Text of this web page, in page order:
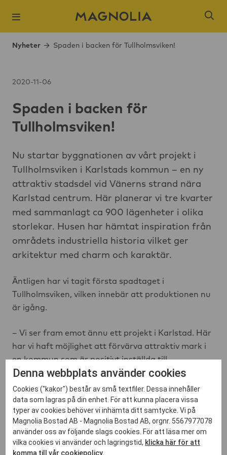
Öresjö Ängar
Kista Äng
Ångloket,
Hantverkaren,
Nyheter Spaden i backen för Tullholmsviken!
2020-11-06
Spaden i backen för
Tullholmsviken!
Nu startar byggnationen av vårt projekt i
Tullholmsviken i Karlstads kommun – en ny
attraktiv stadsdel vid Vänerns strand nära
Karlstad centrum. Här planerar vi tre kvarter
med sammanlagt ca 900 lägenheter i olika
storlekar. Husen har hämtat inspiration från
områdets industriella historia vilket ger
arkitektur med charm och karaktär.
Äntligen har vi tagit första spadtaget i
Tullholmsviken, vilken innebär att produktionen nu
är igång.
– Vi ser fram emot ännu ett projekt i Karlstad. Här
har vi haft möjlighet att förvärva attraktiv mark i
en kommun som är positivt inställda till
stadsutveckling och vi har många bra
samarbetspartners i staden, säger Magnus
Eriksson, Regionchef Mitt på Magnolia Bostad.
– Vi är glada över att utveckla vårt engagemang i
Karlstad och ta oss an detta fina projekt med höga
hållbarhetsambitioner. Vi ser nu fram emot att
Denna webbplats använder cookies
Cookies ("kakor") består av små textfiler. Dessa innehåller
data som lagras på din enhet. För att kunna placera vissa
typer av cookies behöver vi inhämta ditt samtycke. Vi på
Magnolia Bostad AB - Magnolia Bostad AB, orgnr. 5567977078
använder oss av följande slags cookies. För att läsa mer om
vilka cookies vi använder och lagringstid, klicka här för att
komma till vår cookiepolicy.